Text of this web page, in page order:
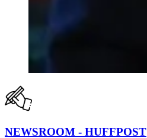
NEWSROOM - HUFFPOST